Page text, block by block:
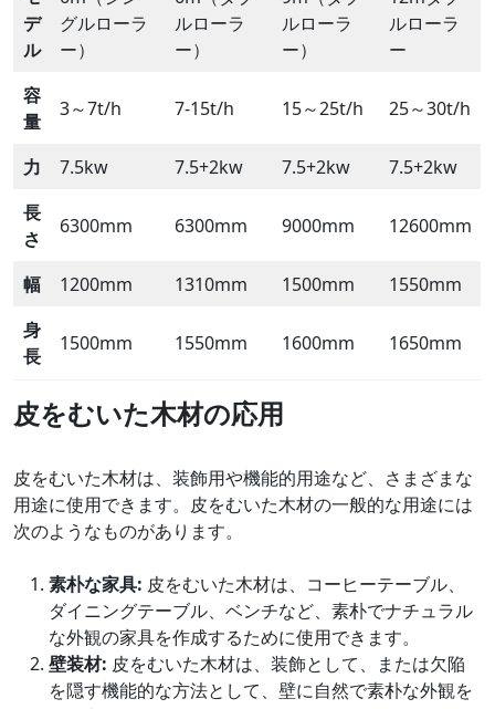
デ
ル
グルローラ
ー）
ルローラ
ー）
ルローラ
ー）
ルローラ
ー
容
量
3～7t/h 7-15t/h 15～25t/h 25～30t/h
力 7.5kw 7.5+2kw 7.5+2kw
7.5+2kw
長
さ
6300mm 6300mm 9000mm 12600mm
幅 1200mm 1310mm 1500mm
1550mm
身
長
1500mm 1550mm 1600mm 1650mm
皮をむいた木材の応用
皮をむいた木材は、装飾用や機能的用途など、さまざまな
用途に使用できます。皮をむいた木材の一般的な用途には
次のようなものがあります。
素朴な家具: 皮をむいた木材は、コーヒーテーブル、
ダイニングテーブル、ベンチなど、素朴でナチュラル
な外観の家具を作成するために使用できます。
壁装材: 皮をむいた木材は、装飾として、または欠陥
を隠す機能的な方法として、壁に自然で素朴な外観を